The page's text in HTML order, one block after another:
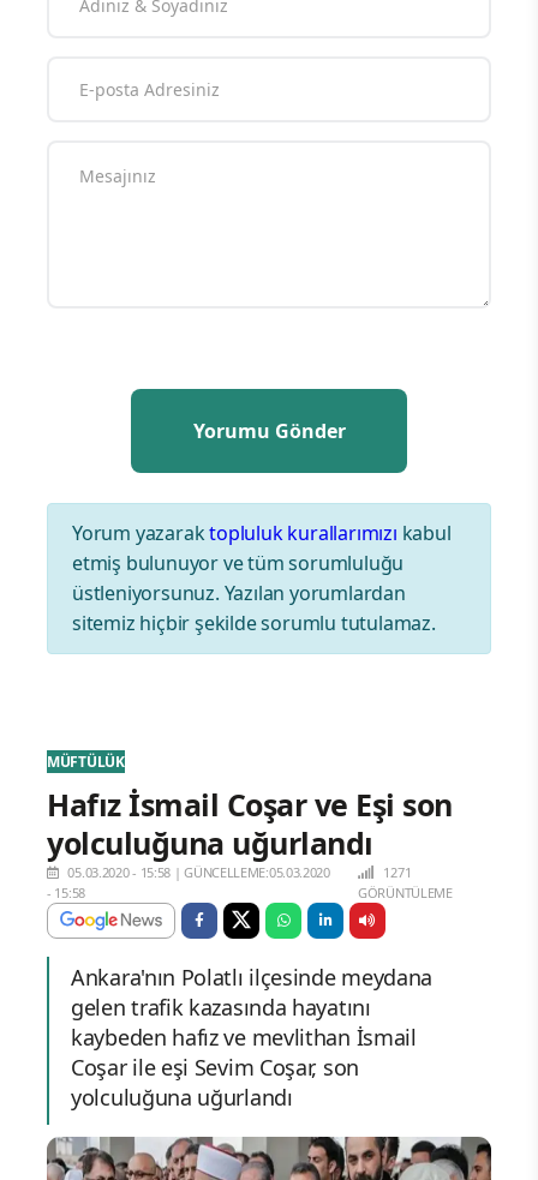
Yorum yazaraktopluluk kurallarımızı kabul
etmiş bulunuyor ve tüm sorumluluğu
üstleniyorsunuz. Yazılan yorumlardan
sitemiz hiçbir şekilde sorumlu tutulamaz.
MÜFTÜLÜK
Hafız İsmail Coşar ve Eşi son
yolculuğuna uğurlandı
05.03.2020 - 15:58 |GÜNCELLEME:05.03.2020
- 15:58
1271
GÖRÜNTÜLEME
Ankara'nın Polatlı ilçesinde meydana
gelen trafik kazasında hayatını
kaybeden hafız ve mevlithan İsmail
Coşar ile eşi Sevim Coşar, son
yolculuğuna uğurlandı